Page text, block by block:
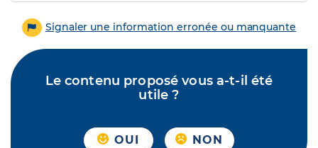
Signaler une information erronée ou manquante
Le contenu proposé vous a-t-il été
utile ?
OUI NON